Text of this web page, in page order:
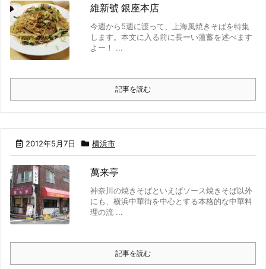
維新號 銀座本店
今週から5週に渡って、上海風焼きそばを特集
します。本文に入る前に長ーい薀蓄を述べます
よー！ ...
記事を読む
2012年5月7日 横浜市
萬来亭
神奈川の焼きそばといえばソース焼きそば以外
にも、横浜中華街を中心とする本格的な中華料
理の流 ...
記事を読む